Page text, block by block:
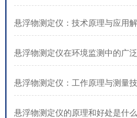
悬浮物测定仪：技术原理与应用
悬浮物测定仪在环境监测中的广
悬浮物测定仪：工作原理与测量
悬浮物测定仪的原理和好处是什